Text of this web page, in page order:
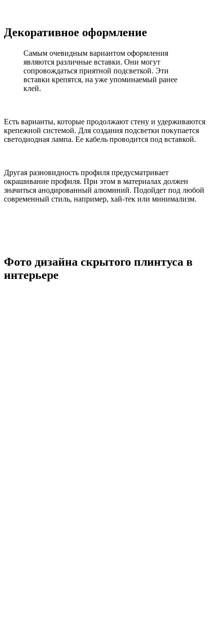
Декоративное оформление
Самым очевидным вариантом оформления
являются различные вставки. Они могут
сопровождаться приятной подсветкой. Эти
вставки крепятся, на уже упоминаемый ранее
клей.
Есть варианты, которые продолжают стену и удерживаются
крепежной системой. Для создания подсветки покупается
светодиодная лампа. Ее кабель проводится под вставкой.
Другая разновидность профиля предусматривает
окрашивание профиля. При этом в материалах должен
значиться анодированный алюминий. Подойдет под любой
современный стиль, например, хай-тек или минимализм.
Фото дизайна скрытого плинтуса в
интерьере